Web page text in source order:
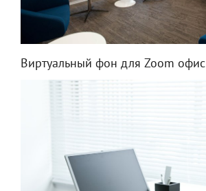
Виртуальный фон для Zoom офис